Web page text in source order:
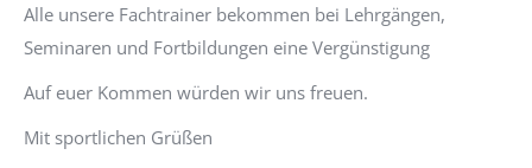
Alle unsere Fachtrainer bekommen bei Lehrgängen,
Seminaren und Fortbildungen eine Vergünstigung
Auf euer Kommen würden wir uns freuen.
Mit sportlichen Grüßen